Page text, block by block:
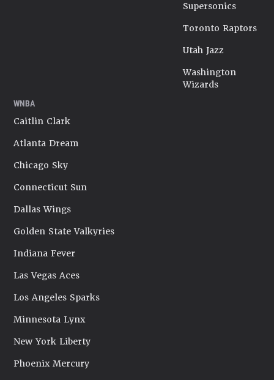
Supersonics
Toronto Raptors
Utah Jazz
Washington
Wizards
WNBA
Caitlin Clark
Atlanta Dream
Chicago Sky
Connecticut Sun
Dallas Wings
Golden State Valkyries
Indiana Fever
Las Vegas Aces
Los Angeles Sparks
Minnesota Lynx
New York Liberty
Phoenix Mercury